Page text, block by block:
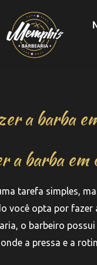
a barba
a barba em
tarefa simples,
você opta por
o barbeiro
a pressa e a